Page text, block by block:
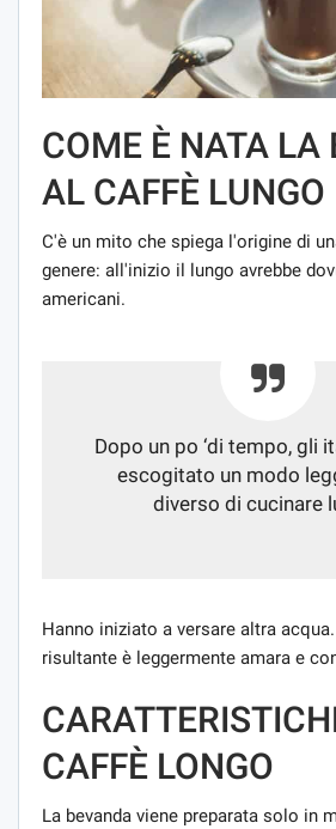
COME È NATA LA
AL CAFFÈ LUNGO
C'è un mito che spiega l'origine di
genere: all'inizio il lungo avrebbe
americani.
Dopo un po ‘di tempo, gli
escogitato un modo
diverso di cucinare
Hanno iniziato a versare altra
risultante è leggermente amara e
CAFFÈ LONGO
La bevanda viene preparata solo in